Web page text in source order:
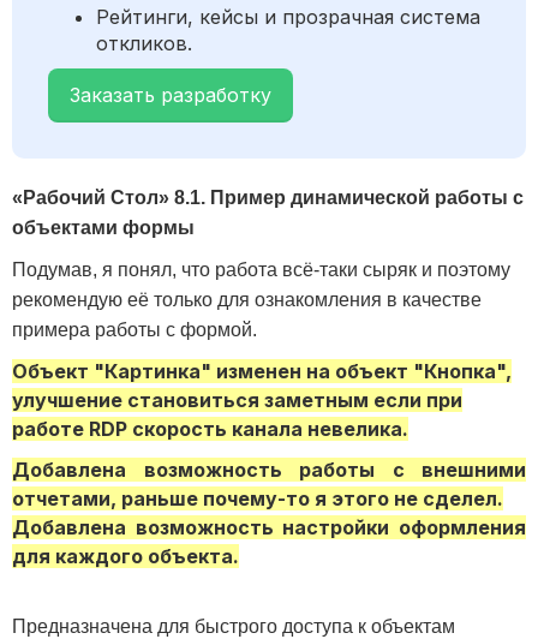
Рейтинги, кейсы и прозрачная система
откликов.
Заказать разработку
«Рабочий Стол» 8.1. Пример динамической работы с
объектами формы
Подумав, я понял, что работа всё-таки сыряк и поэтому
рекомендую её только для ознакомления в качестве
примера работы с формой.
Объект "Картинка" изменен на объект "Кнопка",
улучшение становиться заметным если при
работе RDP скорость канала невелика.
Добавлена возможность работы с внешними
отчетами, раньше почему-то я этого не сделел.
Добавлена возможность настройки оформления
для каждого объекта.
Предназначена для быстрого доступа к объектам